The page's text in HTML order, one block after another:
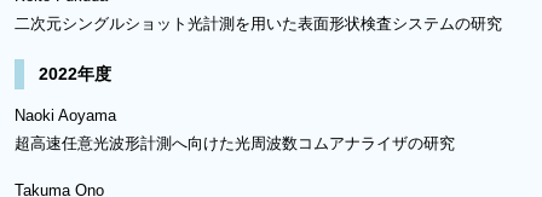
二次元シングルショット光計測を用いた表面形状検査システムの研究
2022年度
Naoki Aoyama
超高速任意光波形計測へ向けた光周波数コムアナライザの研究
Takuma Ono